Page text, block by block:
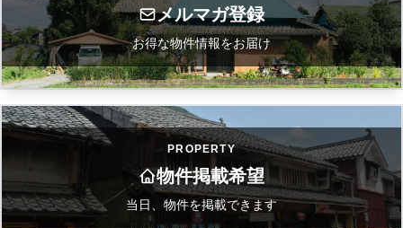
メルマガ登録
お得な物件情報をお届け
PROPERTY
物件掲載希望
当日、物件を掲載できます